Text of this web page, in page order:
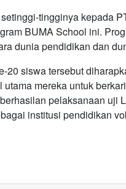
tingginya kepada
BUMA School ini.
dunia pendidikan dan
20 siswa tersebut
mereka untuk
pelaksanaan uji
institusi pendidikan